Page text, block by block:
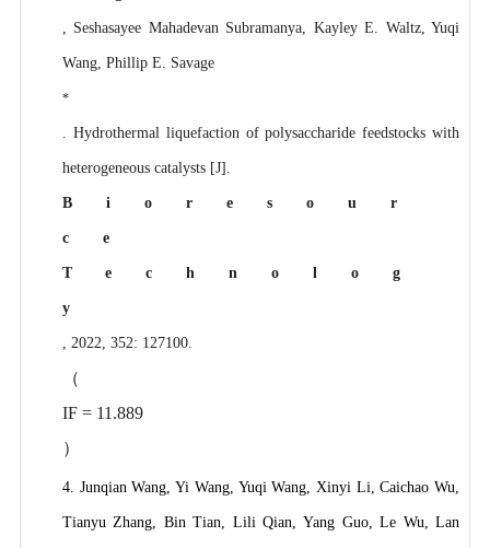
, Seshasayee Mahadevan Subramanya, Kayley E. Waltz, Yuqi
Wang, Phillip E. Savage
*
. Hydrothermal liquefaction of polysaccharide feedstocks with
heterogeneous catalysts [J].
Bioresour
ce
Technolog
y
, 2022, 352: 127100.
（
IF = 11.889
）
4. Junqian Wang, Yi Wang, Yuqi Wang, Xinyi Li, Caichao Wu,
Tianyu Zhang, Bin Tian, Lili Qian, Yang Guo, Le Wu, Lan